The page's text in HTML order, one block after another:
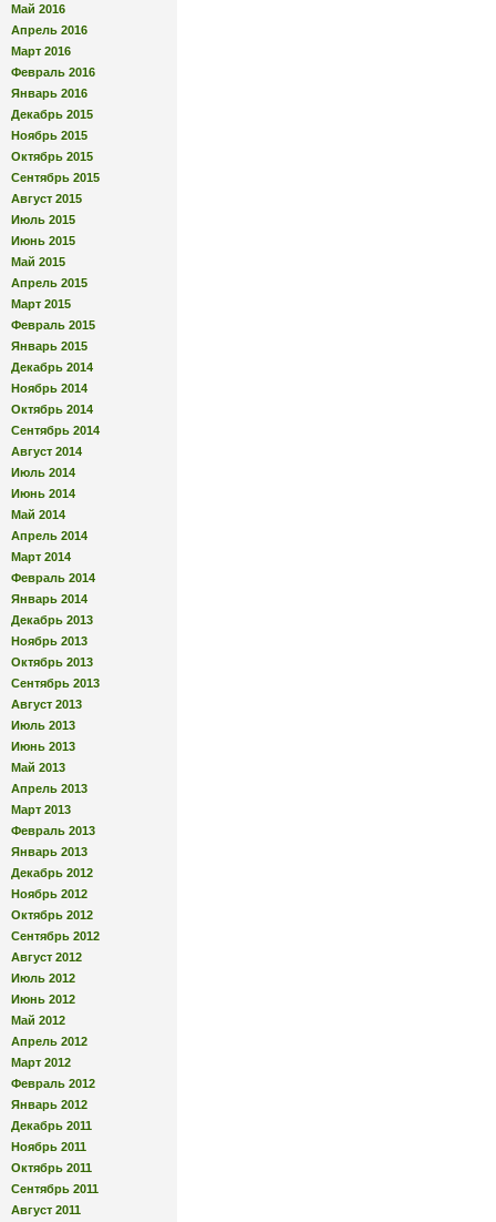
Май 2016
Апрель 2016
Март 2016
Февраль 2016
Январь 2016
Декабрь 2015
Ноябрь 2015
Октябрь 2015
Сентябрь 2015
Август 2015
Июль 2015
Июнь 2015
Май 2015
Апрель 2015
Март 2015
Февраль 2015
Январь 2015
Декабрь 2014
Ноябрь 2014
Октябрь 2014
Сентябрь 2014
Август 2014
Июль 2014
Июнь 2014
Май 2014
Апрель 2014
Март 2014
Февраль 2014
Январь 2014
Декабрь 2013
Ноябрь 2013
Октябрь 2013
Сентябрь 2013
Август 2013
Июль 2013
Июнь 2013
Май 2013
Апрель 2013
Март 2013
Февраль 2013
Январь 2013
Декабрь 2012
Ноябрь 2012
Октябрь 2012
Сентябрь 2012
Август 2012
Июль 2012
Июнь 2012
Май 2012
Апрель 2012
Март 2012
Февраль 2012
Январь 2012
Декабрь 2011
Ноябрь 2011
Октябрь 2011
Сентябрь 2011
Август 2011